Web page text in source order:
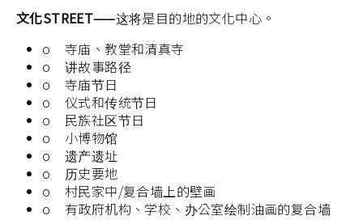
文化STREET——这将是目的地的文化中心。
o 寺庙、教堂和清真寺
o 讲故事路径
o 寺庙节日
o 仪式和传统节日
o 民族社区节日
o 小博物馆
o 遗产遗址
o 历史要地
o 村民家中/复合墙上的壁画
o 有政府机构、学校、办公室绘制油画的复合墙